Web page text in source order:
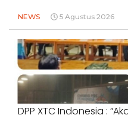
NEWS 5 Agustus 2026
DPP XTC Indonesia :